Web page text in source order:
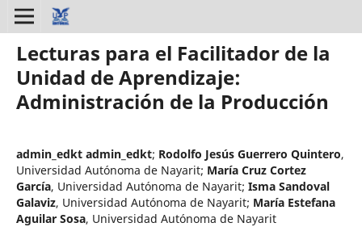
Lecturas para el Facilitador de la
Unidad de Aprendizaje:
Administración de la Producción
admin_edkt admin_edkt; Rodolfo Jesús Guerrero Quintero,
Universidad Autónoma de Nayarit; María Cruz Cortez
García, Universidad Autónoma de Nayarit; Isma Sandoval
Galaviz, Universidad Autónoma de Nayarit; María Estefana
Aguilar Sosa, Universidad Autónoma de Nayarit